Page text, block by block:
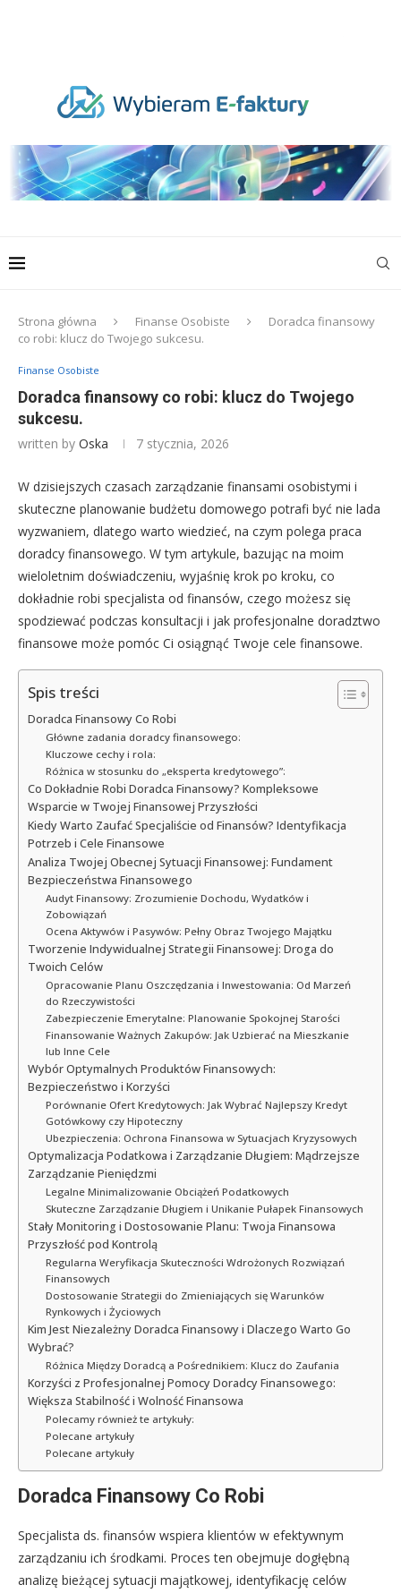
Strona główna Finanse Osobiste
Doradca finansowy
co robi: klucz do Twojego sukcesu.
Finanse Osobiste
Doradca finansowy co robi: klucz do Twojego
sukcesu.
written by Oska 7 stycznia, 2026
W dzisiejszych czasach zarządzanie finansami osobistymi i
skuteczne planowanie budżetu domowego potrafi być nie lada
wyzwaniem, dlatego warto wiedzieć, na czym polega praca
doradcy finansowego. W tym artykule, bazując na moim
wieloletnim doświadczeniu, wyjaśnię krok po kroku, co
dokładnie robi specjalista od finansów, czego możesz się
spodziewać podczas konsultacji i jak profesjonalne doradztwo
finansowe może pomóc Ci osiągnąć Twoje cele finansowe.
Spis treści
Doradca Finansowy Co Robi
Główne zadania doradcy finansowego:
Kluczowe cechy i rola:
Różnica w stosunku do „eksperta kredytowego”:
Co Dokładnie Robi Doradca Finansowy? Kompleksowe
Wsparcie w Twojej Finansowej Przyszłości
Kiedy Warto Zaufać Specjaliście od Finansów? Identyfikacja
Potrzeb i Cele Finansowe
Analiza Twojej Obecnej Sytuacji Finansowej: Fundament
Bezpieczeństwa Finansowego
Audyt Finansowy: Zrozumienie Dochodu, Wydatków i
Zobowiązań
Ocena Aktywów i Pasywów: Pełny Obraz Twojego Majątku
Tworzenie Indywidualnej Strategii Finansowej: Droga do
Twoich Celów
Opracowanie Planu Oszczędzania i Inwestowania: Od Marzeń
do Rzeczywistości
Zabezpieczenie Emerytalne: Planowanie Spokojnej Starości
Finansowanie Ważnych Zakupów: Jak Uzbierać na Mieszkanie
lub Inne Cele
Wybór Optymalnych Produktów Finansowych:
Bezpieczeństwo i Korzyści
Porównanie Ofert Kredytowych: Jak Wybrać Najlepszy Kredyt
Gotówkowy czy Hipoteczny
Ubezpieczenia: Ochrona Finansowa w Sytuacjach Kryzysowych
Optymalizacja Podatkowa i Zarządzanie Długiem: Mądrzejsze
Zarządzanie Pieniędzmi
Legalne Minimalizowanie Obciążeń Podatkowych
Skuteczne Zarządzanie Długiem i Unikanie Pułapek Finansowych
Stały Monitoring i Dostosowanie Planu: Twoja Finansowa
Przyszłość pod Kontrolą
Regularna Weryfikacja Skuteczności Wdrożonych Rozwiązań
Finansowych
Dostosowanie Strategii do Zmieniających się Warunków
Rynkowych i Życiowych
Kim Jest Niezależny Doradca Finansowy i Dlaczego Warto Go
Wybrać?
Różnica Między Doradcą a Pośrednikiem: Klucz do Zaufania
Korzyści z Profesjonalnej Pomocy Doradcy Finansowego:
Większa Stabilność i Wolność Finansowa
Polecamy również te artykuły:
Polecane artykuły
Polecane artykuły
Doradca Finansowy Co Robi
Specjalista ds. finansów wspiera klientów w efektywnym
zarządzaniu ich środkami. Proces ten obejmuje dogłębną
analizę bieżącej sytuacji majątkowej, identyfikację celów